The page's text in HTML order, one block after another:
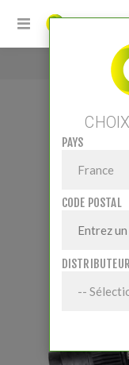
CARDAN
PAYS
CODE POSTAL
DISTRIBUTEUR